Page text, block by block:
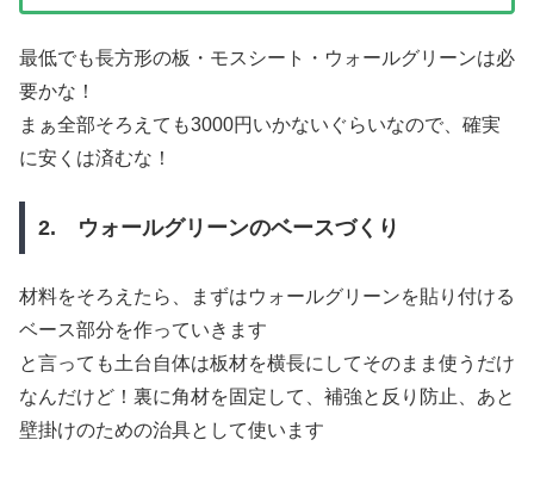
最低でも長方形の板・モスシート・ウォールグリーンは必
要かな！
まぁ全部そろえても3000円いかないぐらいなので、確実
に安くは済むな！
2. ウォールグリーンのベースづくり
材料をそろえたら、まずはウォールグリーンを貼り付ける
ベース部分を作っていきます
と言っても土台自体は板材を横長にしてそのまま使うだけ
なんだけど！裏に角材を固定して、補強と反り防止、あと
壁掛けのための治具として使います